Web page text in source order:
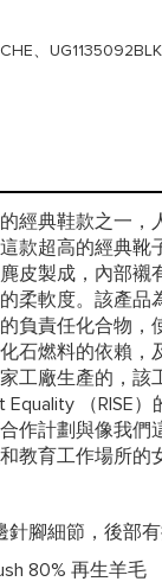
、
經典鞋款之一，
款超高的經典靴
皮製成，內部襯
柔軟度。該產品
負責任化合物，
石燃料的依賴，
工廠生產的，該
Equality （RISE
作計劃與像我們
教育工作場所的
針腳細節，後部
80% 再生羊毛